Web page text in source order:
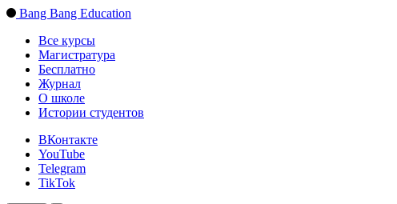
Bang Bang Education
Все курсы
Магистратура
Бесплатно
Журнал
О школе
Истории студентов
ВКонтакте
YouTube
Telegram
TikTok